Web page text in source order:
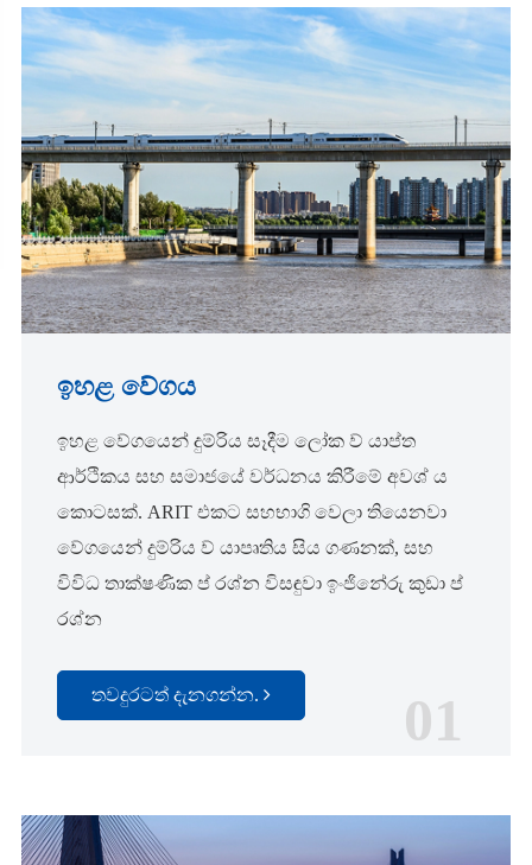
ඉහළ වේගය
ඉහළ වේගයෙන් දුම්රිය සෑදීම ලෝක ව් යාප්ත
ආර්ථිකය සහ සමාජයේ වර්ධනය කිරීමේ අවශ් ය
කොටසක්. ARIT එකට සහභාගි වෙලා තියෙනවා
වේගයෙන් දුම්රිය ව් යාපෘතිය සිය ගණනක්, සහ
විවිධ තාක්ෂණික ප් රශ්න විසඳුවා ඉංජිනේරු කුඩා ප්
රශ්න
තවදුරටත් දැනගන්න. 01